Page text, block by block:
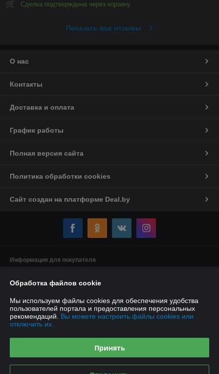
Сделка подтверждена через корзину
Показать все отзывы
О нас
Контакты
Доставка и оплата
График работы
Полная версия сайта
Политика обработки cookies
Сайт создан на платформе Deal.by
Информация для покупателя
предприниматель Якушенко Виктор Леонидович
Регистрационный номер ЕГР: 191897898
УНП: 191897898
Регистрационный орган: Минский горисполком
Дата регистрации компании: 08.01.2013
Ссылка на свидетельство/лицензию
Обработка файлов cookie
Мы используем файлы cookies для обеспечения удобства
пользователей портала и предоставления персональных
рекомендаций. Вы можете настроить файлы cookies или
отключить их.
Принять